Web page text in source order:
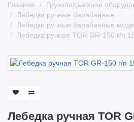
Главная Грузоподъемное
Лебедки ручные барабанные
Лебедки ручные барабанные
Лебедка ручная TOR GR-150 г/п
Лебедка ручная TOR